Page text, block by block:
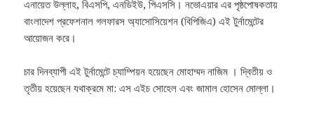
এনায়েত উল্লাহ, বিএসপি, এনডিইউ, পিএসসি। নভোএয়ার এর পৃষ্ঠপোষকতায়
বাংলাদেশ প্রফেশনাল গলফারস অ্যাসোসিয়েশন (বিপিজিএ) এই টুর্নামেন্টের
আয়োজন করে।
চার দিনব্যাপী এই টুর্নামেন্টে চ্যাম্পিয়ন হয়েছেন মোহাম্মদ নাজিম । দ্বিতীয় ও
তৃতীয় হয়েছেন যথাক্রমে মা: এস এইচ সোহেল এবং জামাল হোসেন মোল্লা।